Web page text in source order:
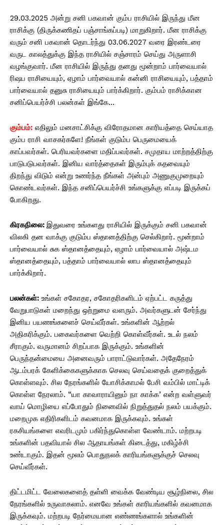
29.03.2025 அன்று சனி பகவான் கும்ப ராசியில் இருந்து மீன
ராசிக்கு (திருக்கணிதப் பஞ்சாங்கப்படி) மாறுகிறார். மீன ராசிக்கு
வரும் சனி பகவான் தொடர்ந்து 03.06.2027 வரை இரண்டரை
வருட காலத்துக்கு இந்த ராசியில் சஞ்சாரம் செய்து அருளாசி
வழங்குவார். மீன ராசியில் இருந்து தனது மூன்றாம் பார்வையால்
ரிஷப ராசியையும், ஏழாம் பார்வையால் கன்னி ராசியையும், பத்தாம்
பார்வையால் தனுசு ராசியையும் பார்க்கிறார். கும்பம் ராசிக்கான
சனிப்பெயர்ச்சி பலன்கள் இங்கே…
கும்பம்: எதிலும் மனசாட்சிக்கு விரோதமான காரியத்தை செய்யாத
கும்ப ராசி வாசகர்களே! நீங்கள் குடும்ப பெருமையைக்
காப்பவர்கள். பெரியவர்களை மதிப்பவர்கள். சமுதாய மாற்றத்திற்கு
பாடுபடுபவர்கள். இனிய வார்த்தைகள் இரும்புக் கதவையும்
திறந்து விடும் என்று உணர்ந்த நீங்கள் அன்பும் அணுகுமுறையும்
கொண்டவர்கள். இந்த சனிப்பெயர்ச்சி உங்களுக்கு எப்படி இருக்கப்
போகிறது.
கிரகநிலை: இதுவரை உங்களது ராசியில் இருக்கும் சனி பகவான்
விலகி தன வாக்கு குடும்ப ஸ்தானத்திற்கு செல்கிறார். மூன்றாம்
பார்வையால் சுக ஸ்தானத்தையும், ஏழாம் பார்வையால் அஷ்டம
ஸ்தானத்தையும், பத்தாம் பார்வையால் லாப ஸ்தானத்தையும்
பார்க்கிறார்.
பலன்கள்: உங்கள் சகோதர, சகோதரிகளிடம் ஏற்பட்ட கருத்து
வேறுபாடுகள் மறைந்து ஒற்றுமை வளரும். அவர்களுடன் சேர்ந்து
இனிய பயணங்களைச் செய்வீர்கள். உங்களின் ஆற்றல்
அதிகரிக்கும். பகைவர்களை வெற்றி கொள்வீர்கள். உடல் நலம்
சீராகும். வருமானம் சிறப்பாக இருக்கும். உங்களின்
பெருந்தன்மையை அனைவரும் பாராட்டுவார்கள். அதேநேரம்
ஆடம்பரக் கேளிக்கைகளுக்காக செலவு செய்வதைக் குறைத்துக்
கொள்ளவும். சில நேரங்களில் யோசிக்காமல் பேசி வம்பில் மாட்டிக்
கொள்ள நேரலாம். “யா காவாராயினும் நா காக்க’ என்ற வள்ளுவர்
வாய் மொழியை எப்போதும் நினைவில் நிறுத்துதல் நலம் பயக்கும்.
மறைமுக எதிரிகளிடம் கவனமாக இருக்கவும். உங்கள்
ரகசியங்களை எவரிடமும் பகிர்ந்துகொள்ள வேண்டாம். மற்றபடி
உங்களின் பதவியால் சில ஆதாயங்கள் கிடைத்து, மகிழ்ச்சி
உண்டாகும். இதன் மூலம் பொதுநலக் காரியங்களுக்குச் செலவு
செய்வீர்கள்.
திட்டமிட்ட வேலைகளைத் தள்ளி வைக்க வேண்டிய சூழ்நிலை, சில
நேரங்களில் உருவாகலாம். எனவே உங்கள் காரியங்களில் கவனமாக
இருக்கவும். மற்றபடி நேர்மையான எண்ணங்களால் உங்களின்